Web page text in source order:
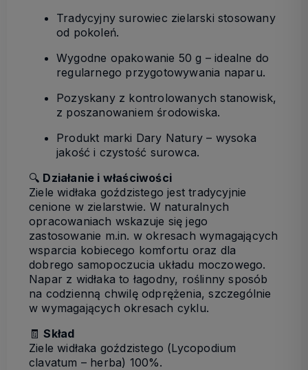
Tradycyjny surowiec zielarski stosowany
od pokoleń.
Wygodne opakowanie 50 g – idealne do
regularnego przygotowywania naparu.
Pozyskany z kontrolowanych stanowisk,
z poszanowaniem środowiska.
Produkt marki Dary Natury – wysoka
jakość i czystość surowca.
🔍 Działanie i właściwości
Ziele widłaka goździstego jest tradycyjnie
cenione w zielarstwie. W naturalnych
opracowaniach wskazuje się jego
zastosowanie m.in. w okresach wymagających
wsparcia kobiecego komfortu oraz dla
dobrego samopoczucia układu moczowego.
Napar z widłaka to łagodny, roślinny sposób
na codzienną chwilę odprężenia, szczególnie
w wymagających okresach cyklu.
🧾Skład
Ziele widłaka goździstego (Lycopodium
clavatum – herba) 100%.